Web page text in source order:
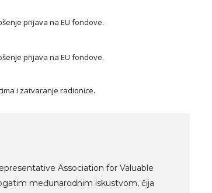
prijava na EU fondove.
prijava na EU fondove.
i zatvaranje radionice.
Association for Valuable
međunarodnim iskustvom, čija